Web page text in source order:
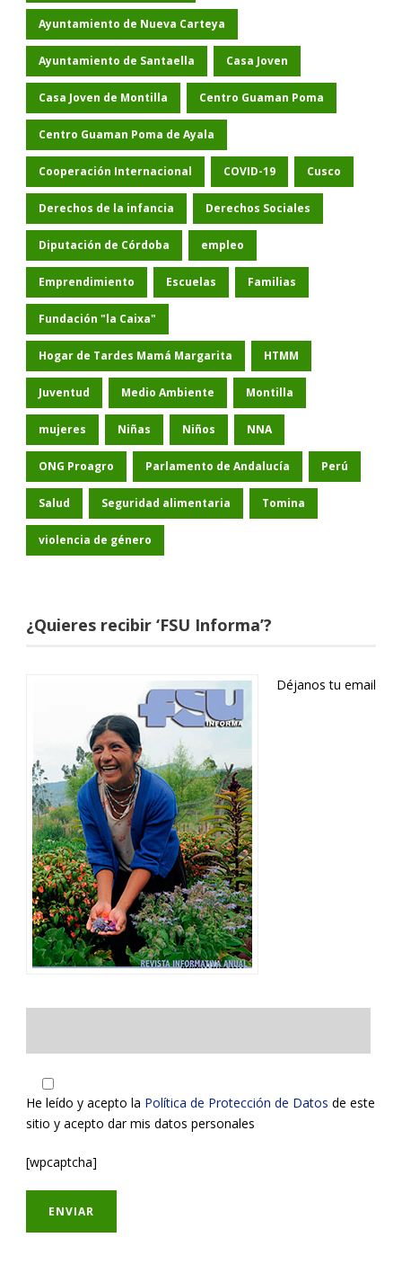
Ayuntamiento de Nueva Carteya
Ayuntamiento de Santaella Casa Joven
Casa Joven de Montilla Centro Guaman Poma
Centro Guaman Poma de Ayala
Cooperación Internacional COVID-19 Cusco
Derechos de la infancia Derechos Sociales
Diputación de Córdoba empleo
Emprendimiento Escuelas Familias
Fundación "la Caixa"
Hogar de Tardes Mamá Margarita HTMM
Juventud Medio Ambiente Montilla
mujeres Niñas Niños NNA
ONG Proagro Parlamento de Andalucía Perú
Salud Seguridad alimentaria Tomina
violencia de género
¿Quieres recibir ‘FSU Informa’?
Déjanos tu email
He leído y acepto la Política de Protección de Datos de este
sitio y acepto dar mis datos personales
[wpcaptcha]